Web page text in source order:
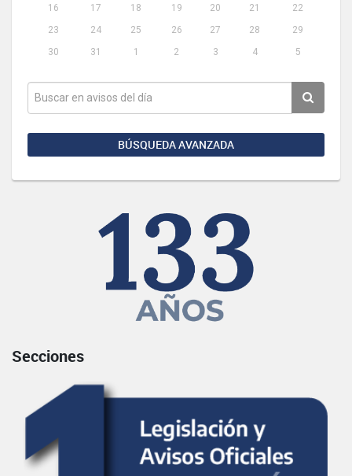
16
17 18 19 20 21
22
23
24 25 26 27 28
29
30
31 1 2 3 4 5
BÚSQUEDA AVANZADA
Secciones